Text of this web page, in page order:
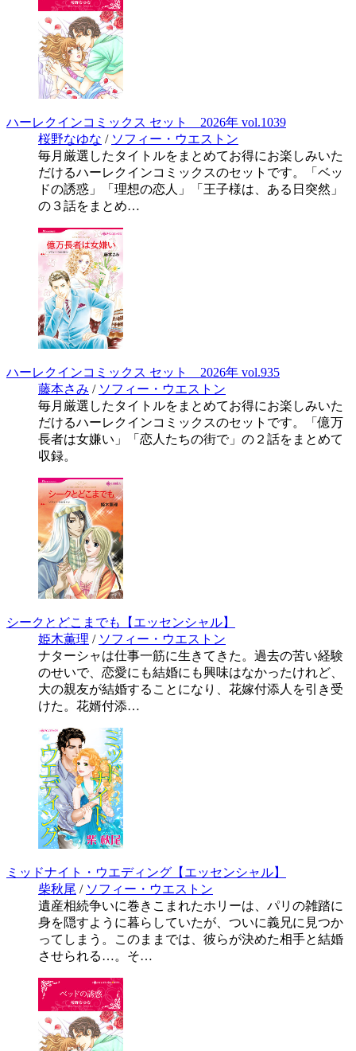
ハーレクインコミックス セット 2026年 vol.1039
桜野なゆな / ソフィー・ウエストン
毎月厳選したタイトルをまとめてお得にお楽しみいた
だけるハーレクインコミックスのセットです。「ベッ
ドの誘惑」「理想の恋人」「王子様は、ある日突然」
の３話をまとめ…
ハーレクインコミックス セット 2026年 vol.935
藤本さみ / ソフィー・ウエストン
毎月厳選したタイトルをまとめてお得にお楽しみいた
だけるハーレクインコミックスのセットです。「億万
長者は女嫌い」「恋人たちの街で」の２話をまとめて
収録。
シークとどこまでも【エッセンシャル】
姫木薫理 / ソフィー・ウエストン
ナターシャは仕事一筋に生きてきた。過去の苦い経験
のせいで、恋愛にも結婚にも興味はなかったけれど、
大の親友が結婚することになり、花嫁付添人を引き受
けた。花婿付添…
ミッドナイト・ウエディング【エッセンシャル】
柴秋尾 / ソフィー・ウエストン
遺産相続争いに巻きこまれたホリーは、パリの雑踏に
身を隠すように暮らしていたが、ついに義兄に見つか
ってしまう。このままでは、彼らが決めた相手と結婚
させられる…。そ…